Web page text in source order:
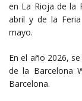
en La Rioja de la
abril y de la
mayo.
En el año 2026,
de la Barcelona
Barcelona.